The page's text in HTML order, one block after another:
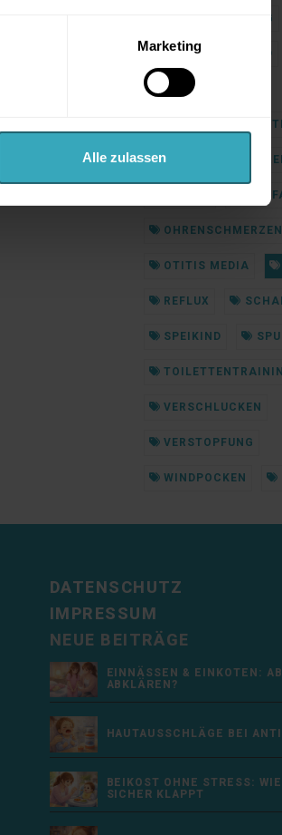
Marketing
Alle zulassen
HAUTAUSSCHLAG
INFEKT KIND
KINDERARZT
KLINIKEN
OHRENSCHMERZEN
OTITIS MEDIA
REFLUX
SPEIKIND
VERSCHLUCKEN
VERSTOPFUNG
WINDPOCKEN
DATENSCHUTZ
IMPRESSUM
NEUE BEITRÄGE
EINNÄSSEN & EINKOTEN: AB
ABKLÄREN?
HAUTAUSSCHLÄGE BEI
BEIKOST OHNE STRESS:
SICHER KLAPPT